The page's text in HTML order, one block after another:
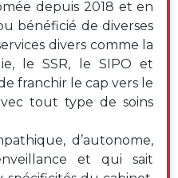
depuis 2018 et en
bénéficié de diverses
divers comme la
le SSR, le SIPO et
franchir le cap vers le
tout type de soins
d’autonome,
et qui sait